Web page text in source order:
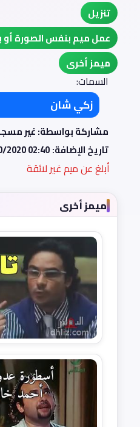
تنزيل
عمل ميم بنفس الصورة
ميمز أخرى
السمات:
زكي شان
مشاركة بواسطة: غير
تاريخ الإضافة:2020 02:40
أبلغ عن ميم غير لائقة
ميمز أخرى